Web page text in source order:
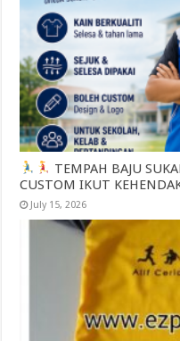
TEMPAH BAJU
CUSTOM IKUT
July 15, 2026